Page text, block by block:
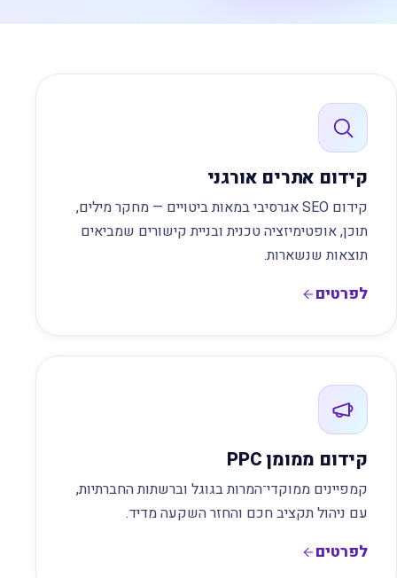
קידום אתרים אורגני
קידום SEO אגרסיבי במאות ביטויים — מחקר מילים,
תוכן, אופטימיזציה טכנית ובניית קישורים שמביאים
תוצאות שנשארות.
לפרטים
קידום ממומן PPC
קמפיינים ממוקדי־המרות בגוגל וברשתות החברתיות,
עם ניהול תקציב חכם והחזר השקעה מדיד.
לפרטים